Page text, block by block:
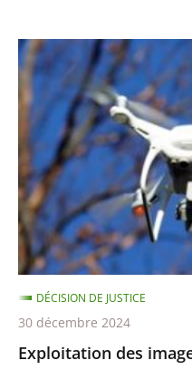
pêche
dans
le
Golfe
de
Gascogne,
durant
qu...
Exploitation
des
images
enregistrées
par
drones
pour
le
maintien
de
l’ordre
:
le
Exploitation des
DÉCISION DE JUSTICE
30 décembre 2024